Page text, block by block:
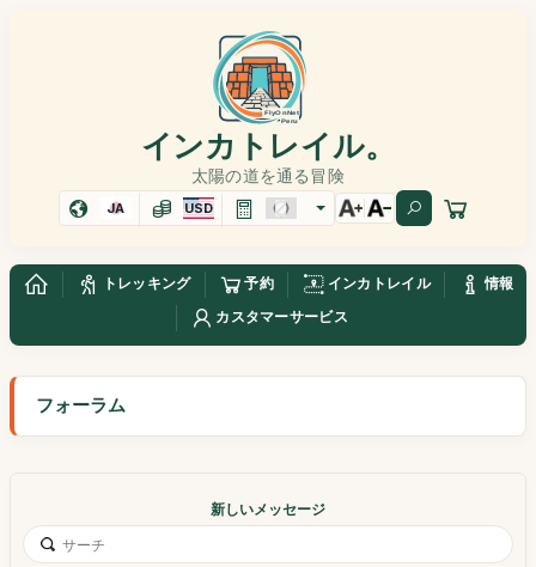
インカトレイル。
太陽の道を通る冒険
JA USD
トレッキング 予約 インカトレイル
情報
カスタマーサービス
フォーラム
新しいメッセージ